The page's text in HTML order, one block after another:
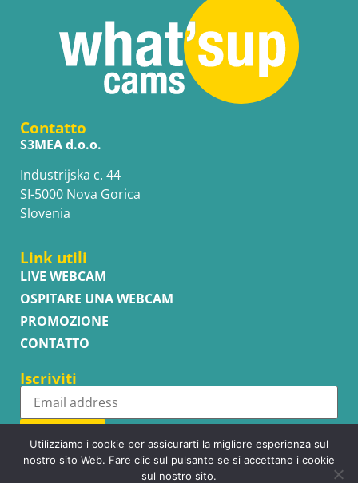
Contatto
S3MEA d.o.o.
Industrijska c. 44
SI-5000 Nova Gorica
Slovenia
Link utili
LIVE WEBCAM
OSPITARE UNA WEBCAM
PROMOZIONE
CONTATTO
Iscriviti
Subscribe
Utilizziamo i cookie per assicurarti la migliore esperienza sul
nostro sito Web. Fare clic sul pulsante se si accettano i cookie
sul nostro sito.